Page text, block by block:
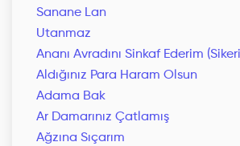
Sanane Lan
Utanmaz
Ananı Avradını Sinkaf Ederim
Aldığınız Para Haram Olsun
Adama Bak
Ar Damarınız Çatlamış
Ağzına Sıçarım